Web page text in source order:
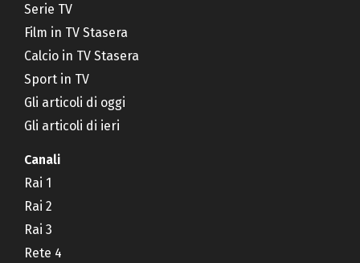
Serie TV
Film in TV Stasera
Calcio in TV Stasera
Sport in TV
Gli articoli di oggi
Gli articoli di ieri
Canali
Rai 1
Rai 2
Rai 3
Rete 4